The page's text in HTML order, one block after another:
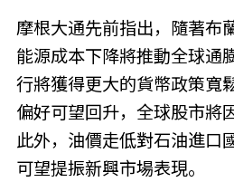
摩根大通先前指出，隨著布
能源成本下降將推動全球通
行將獲得更大的貨幣政策寬
偏好可望回升，全球股市將
此外，油價走低對石油進口
可望提振新興市場表現。